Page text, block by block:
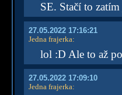
SE. Stačí to
27.05.2022 17:16:21
Jedna frajerka:
lol :D Ale to až
27.05.2022 17:09:10
Jedna frajerka: